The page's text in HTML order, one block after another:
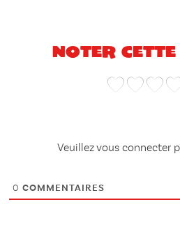
Noter
Veuillez vous connecter
0 COMMENTAIRES